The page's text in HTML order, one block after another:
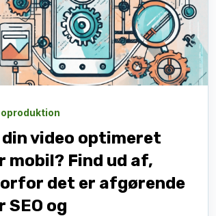
din video optimeret
mobil? Find ud af,
det er afgørende
SEO og